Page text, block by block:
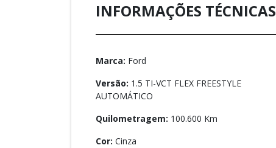
INFORMAÇÕES TÉCNICAS
Marca: Ford
Versão: 1.5 TI-VCT FLEX FREESTYLE
AUTOMÁTICO
Quilometragem: 100.600 Km
Cor: Cinza